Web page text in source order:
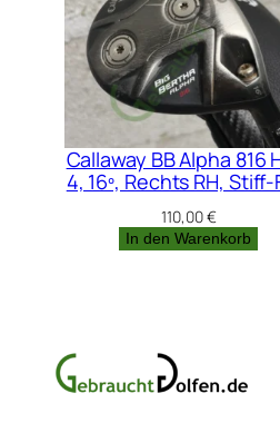
Callaway BB Alpha 816
4, 16º, Rechts RH, Stiff-
110,00€
In den Warenkorb